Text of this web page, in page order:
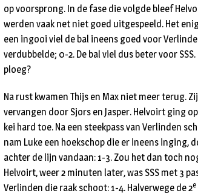
op voorsprong. In de fase die volgde bleef
werden vaak net niet goed uitgespeeld. Het
een ingooi viel de bal ineens goed voor
verdubbelde; 0-2. De bal viel dus beter voor
ploeg?
Na rust kwamen Thijs en Max niet meer terug.
vervangen door Sjors en Jasper. Helvoirt ging
kei hard toe. Na een steekpass van Verlinden
nam Luke een hoekschop die er ineens inging,
achter de lijn vandaan: 1-3. Zou het dan toch
Helvoirt, weer 2 minuten later, was SSS met 3
Verlinden die raak schoot: 1-4. Halverwege de 2e